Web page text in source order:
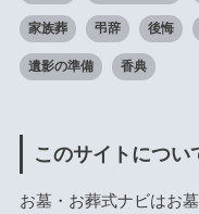
家族葬 弔辞 後悔
遺影の準備 香典
このサイトについ
お墓・お葬式ナビはお